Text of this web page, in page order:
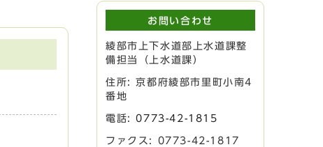
お問い合わせ
綾部市上下水道部上水道課整
備担当（上水道課）
住所: 京都府綾部市里町小南4
番地
電話:0773-42-1815
ファクス: 0773-42-1817